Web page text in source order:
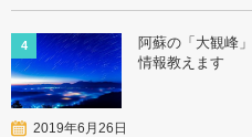
4
阿蘇の「大観峰
情報教えます
2019年6月26日